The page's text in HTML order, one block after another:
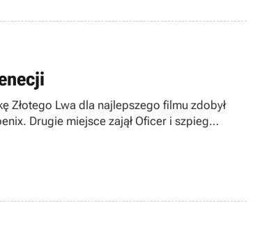
Złotego Lwa dla najlepszego filmu zdobył
Drugie miejsce zajął Oficer i szpieg